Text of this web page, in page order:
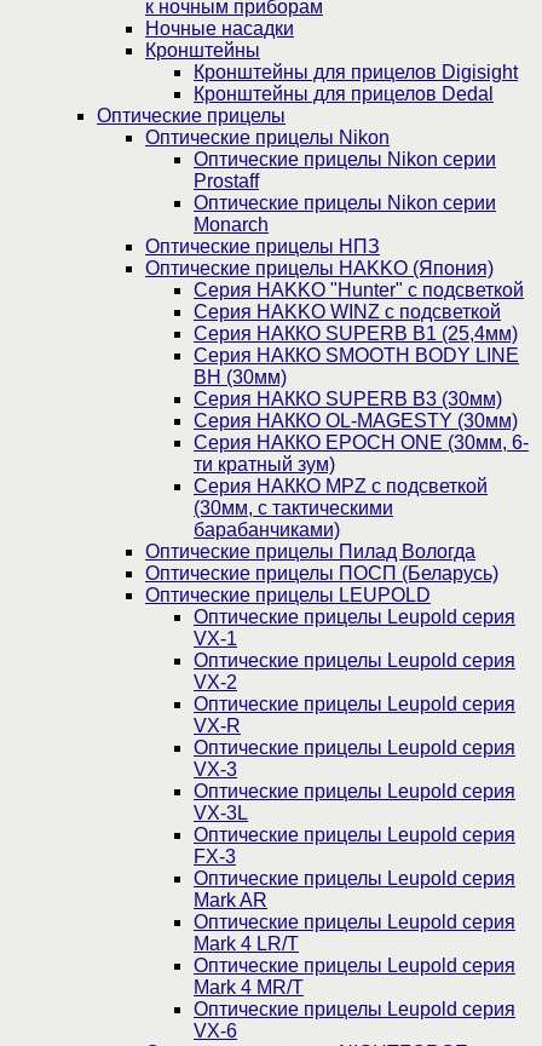
к ночным приборам
Ночные насадки
Кронштейны
Кронштейны для прицелов Digisight
Кронштейны для прицелов Dedal
Оптические прицелы
Оптические прицелы Nikon
Оптические прицелы Nikon серии
Prostaff
Оптические прицелы Nikon серии
Monarch
Оптические прицелы НПЗ
Оптические прицелы HAKKO (Япония)
Cерия HAKKO "Hunter" с подсветкой
Серия НAKKO WINZ с подсветкой
Серия НАККО SUPERB B1 (25,4мм)
Серия НАККО SMOOTH BODY LINE
BH (30мм)
Серия НАККО SUPERB B3 (30мм)
Серия НАККО OL-MAGESTY (30мм)
Серия НАККО EPOCH ONE (30мм, 6-
ти кратный зум)
Серия НАККО MPZ с подсветкой
(30мм, c тактическими
барабанчиками)
Оптические прицелы Пилад Вологда
Оптические прицелы ПОСП (Беларусь)
Оптические прицелы LEUPOLD
Оптические прицелы Leupold серия
VX-1
Оптические прицелы Leupold серия
VX-2
Оптические прицелы Leupold серия
VX-R
Оптические прицелы Leupold серия
VX-3
Оптические прицелы Leupold серия
VX-3L
Оптические прицелы Leupold серия
FX-3
Оптические прицелы Leupold серия
Mark AR
Оптические прицелы Leupold серия
Mark 4 LR/T
Оптические прицелы Leupold серия
Mark 4 MR/T
Оптические прицелы Leupold серия
VX-6